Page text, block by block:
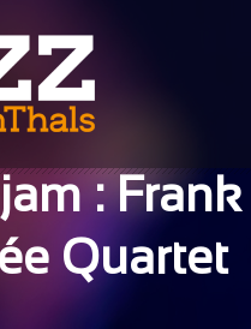
: Frank
Quartet